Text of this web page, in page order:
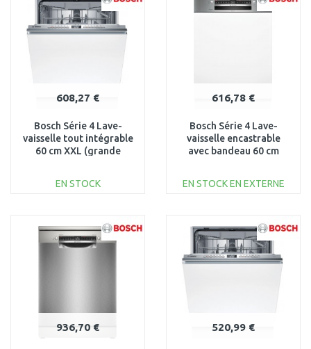
Au comparatif Au comparatif
608,27 €
Bosch Série 4 Lave-
vaisselle tout intégrable
60 cm XXL (grande
EN STOCK
Au comparatif
616,78 €
Bosch Série 4 Lave-
vaisselle encastrable
avec bandeau 60 cm
EN STOCK EN EXTERNE
Au comparatif
936,70 € 520,99 €